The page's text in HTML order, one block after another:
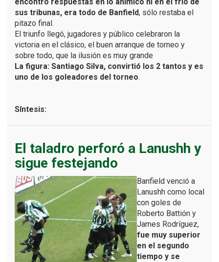
sus tribunas, era todo de Banfield, sólo restaba el
pitazo final.
El triunfo llegó, jugadores y público celebraron la
victoria en el clásico, el buen arranque de torneo y
sobre todo, que la ilusión es muy grande
La figura: Santiago Silva, convirtió los 2 tantos y es
uno de los goleadores del torneo.
Síntesis:
El taladro perforó a Lanushh y
sigue festejando
Banfield venció a
Lanushh como local
con goles de
Roberto Battión y
James Rodríguez,
fue muy superior
en el segundo
tiempo y se